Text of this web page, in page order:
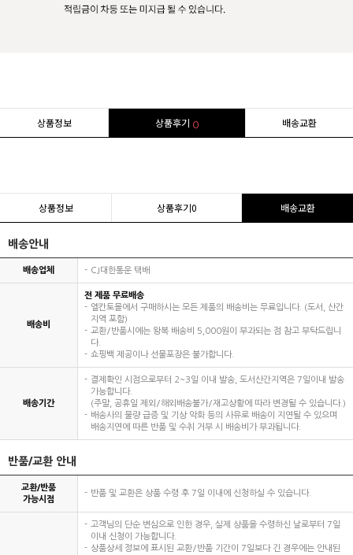
상품정보 상품후기 0 배송교환
상품정보 상품후기0 배송교환
배송안내
배송업체 CJ대한통운 택배
배송비
전 제품 무료배송
엘칸토몰에서 구매하시는 모든 제품의 배송비는 무료입니다. (도서, 산간
지역 포함)
교환/반품시에는 왕복 배송비 5,000원이 부과되는 점 참고 부탁드립니
다.
쇼핑백 제공이나 선물포장은 불가합니다.
배송기간
결제확인 시점으로부터 2~3일 이내 발송, 도서산간지역은 7일이내 발송
가능합니다.
(주말, 공휴일 제외/해외배송불가/재고상황에 따라 변경될 수 있습니다.)
배송사의 물량 급증 및 기상 악화 등의 사유로 배송이 지연될 수 있으며
배송지연에 따른 반품 및 수취 거부 시 배송비가 부과됩니다.
반품/교환 안내
교환/반품
가능시점
반품 및 교환은 상품 수령 후 7일 이내에 신청하실 수 있습니다.
고객님의 단순 변심으로 인한 경우, 실제 상품을 수령하신 날로부터 7일
이내 신청이 가능합니다.
상품상세 정보에 표시된 교환/반품 기간이 7일보다 긴 경우에는 안내된